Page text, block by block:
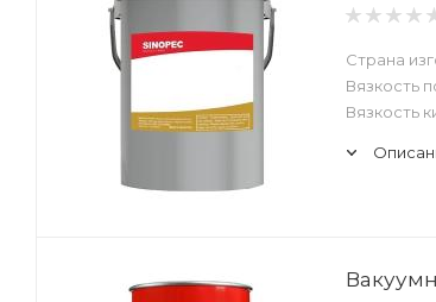
Страна
Вязкость
Вязкость